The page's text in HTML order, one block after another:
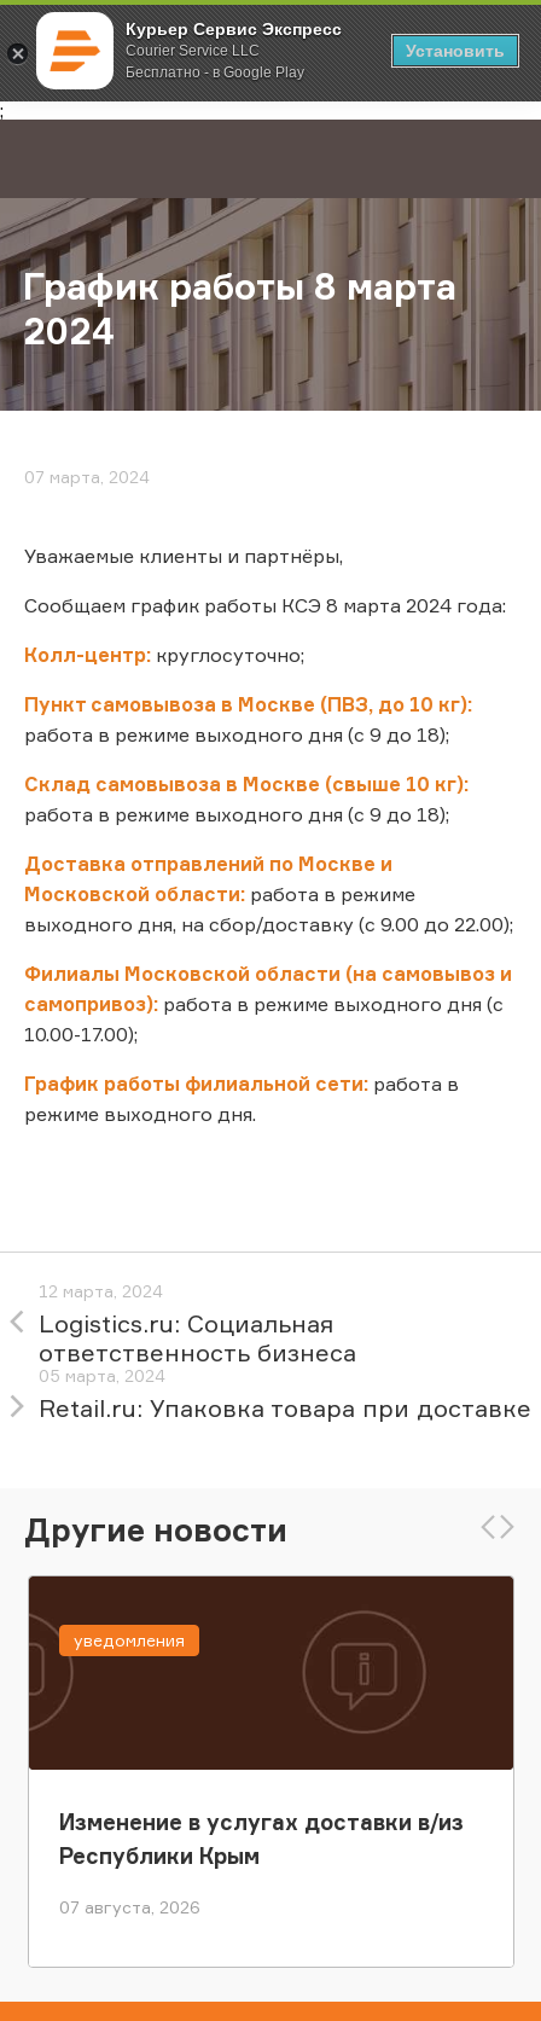
Курьер Сервис Экспресс
Courier Service LLC
Бесплатно - в Google Play
Установить
;
Главная О компании Новости График работы 8 марта 2024
График работы 8 марта
2024
07 марта, 2024
Уважаемые клиенты и партнёры,
Сообщаем график работы КСЭ 8 марта 2024 года:
Колл-центр: круглосуточно;
Пункт самовывоза в Москве (ПВЗ, до 10 кг):
работа в режиме выходного дня (с 9 до 18);
Склад самовывоза в Москве (свыше 10 кг):
работа в режиме выходного дня (с 9 до 18);
Доставка отправлений по Москве и
Московской области: работа в режиме
выходного дня, на сбор/доставку (с 9.00 до 22.00);
Филиалы Московской области (на самовывоз и
самопривоз): работа в режиме выходного дня (с
10.00-17.00);
График работы филиальной сети: работа в
режиме выходного дня.
12 марта, 2024
Logistics.ru: Социальная
ответственность бизнеса
05 марта, 2024
Retail.ru: Упаковка товара при доставке
Другие новости
Изменение в услугах доставки в/из
Республики Крым
07 августа, 2026
уведомления